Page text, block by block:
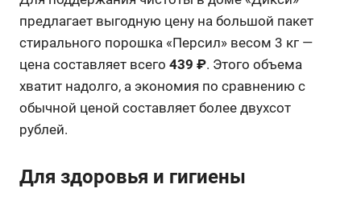
предлагает выгодную цену на большой пакет
стирального порошка «Персил» весом 3 кг —
цена составляет всего 439 ₽. Этого объема
хватит надолго, а экономия по сравнению с
обычной ценой составляет более двухсот
рублей.
Для здоровья и гигиены